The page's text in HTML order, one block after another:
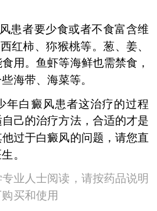
者要少食或者不食富含维
红柿、狝猴桃等。葱、姜、
用。鱼虾等海鲜也需禁食，
海带、海菜等。
年白癜风患者这治疗的过程
己的治疗方法，合适的才是
过于白癜风的问题，请您直
。
业人士阅读，请按药品说明
买和使用